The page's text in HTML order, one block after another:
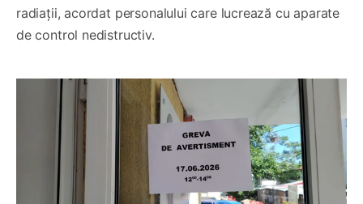
radiații, acordat personalului care lucrează cu aparate
de control nedistructiv.